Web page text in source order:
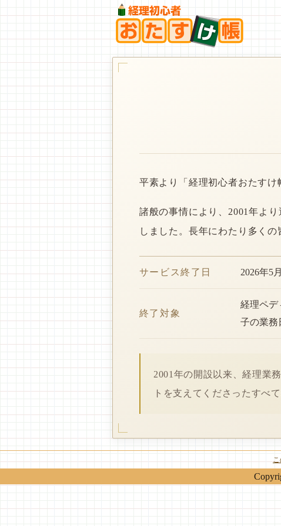
平素より「経理初心者おたすけ
諸般の事情により、2001年よ
しました。長年にわたり多く
サービス終了日 2026年5
終了対象
経理ペデ
子の業務
2001年の開設以来、経理業
トを支えてくださったすべ